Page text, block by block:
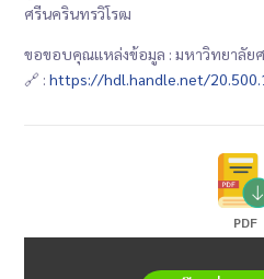
ศรีนครินทรวิโรฒ
ขอขอบคุณแหล่งข้อมูล : มหาวิทยาลัย
🔗 :https://hdl.handle.net/
PDF